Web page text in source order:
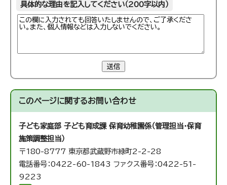
具体的な理由を記入してください（200字以内）
送信
このページに関するお問い合わせ
子ども家庭部 子ども育成課 保育幼稚園係（管理担当・保育
施策調整担当）
〒180-8777 東京都武蔵野市緑町2-2-28
電話番号：0422-60-1843 ファクス番号：0422-51-
9223